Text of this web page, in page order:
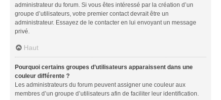
administrateur du forum. Si vous êtes intéressé par la création d’un
groupe d’utilisateurs, votre premier contact devrait être un
administrateur. Essayez de le contacter en lui envoyant un message
privé.
Haut
Pourquoi certains groupes d’utilisateurs apparaissent dans une
couleur différente ?
Les administrateurs du forum peuvent assigner une couleur aux
membres d’un groupe d’utilisateurs afin de faciliter leur identification.